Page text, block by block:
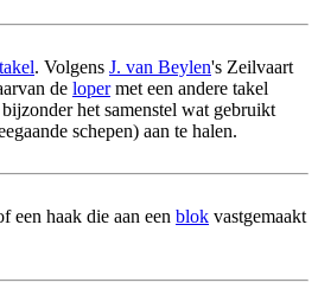
takel. Volgens J. van Beylen's Zeilvaart
de lopermet een andere takel
het samenstel wat gebruikt
schepen) aan te halen.
een haak die aan een blok vastgemaakt